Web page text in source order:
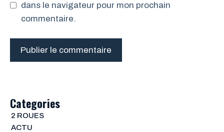
dans le navigateur pour mon prochain
commentaire.
Categories
2 ROUES
ACTU